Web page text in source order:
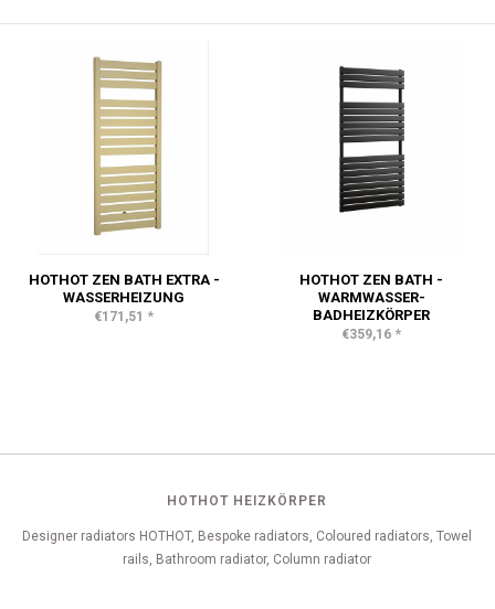
HOTHOT ZEN BATH EXTRA -
WASSERHEIZUNG
€171,51 *
HOTHOT ZEN BATH -
WARMWASSER-
BADHEIZKÖRPER
€359,16 *
HOTHOT HEIZKÖRPER
Designer radiators HOTHOT, Bespoke radiators, Coloured radiators, Towel
rails, Bathroom radiator, Column radiator